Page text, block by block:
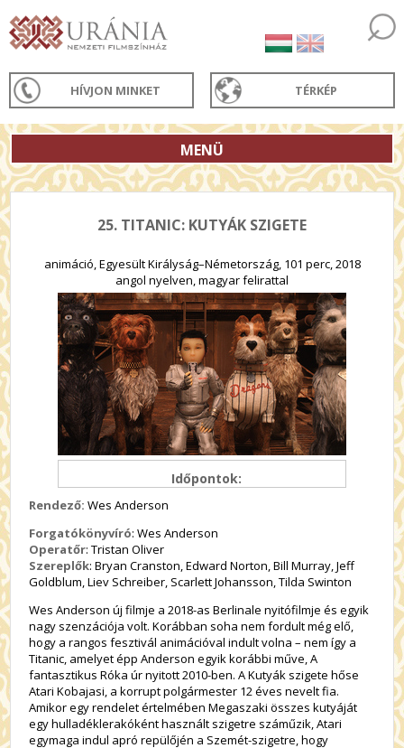
HÍVJON MINKET TÉRKÉP
MENÜ
25. TITANIC: KUTYÁK SZIGETE
animáció, Egyesült Királyság–Németország, 101 perc, 2018
angol nyelven, magyar felirattal
Időpontok:
Rendező: Wes Anderson
Forgatókönyvíró: Wes Anderson
Operatőr: Tristan Oliver
Szereplők: Bryan Cranston, Edward Norton, Bill Murray, Jeff
Goldblum, Liev Schreiber, Scarlett Johansson, Tilda Swinton
Wes Anderson új filmje a 2018-as Berlinale nyitófilmje és egyik
nagy szenzációja volt. Korábban soha nem fordult még elő,
hogy a rangos fesztivál animációval indult volna – nem így a
Titanic, amelyet épp Anderson egyik korábbi műve, A
fantasztikus Róka úr nyitott 2010-ben. A Kutyák szigete hőse
Atari Kobajasi, a korrupt polgármester 12 éves nevelt fia.
Amikor egy rendelet értelmében Megaszaki összes kutyáját
egy hulladéklerakóként használt szigetre száműzik, Atari
egymaga indul apró repülőjén a Szemét-szigetre, hogy